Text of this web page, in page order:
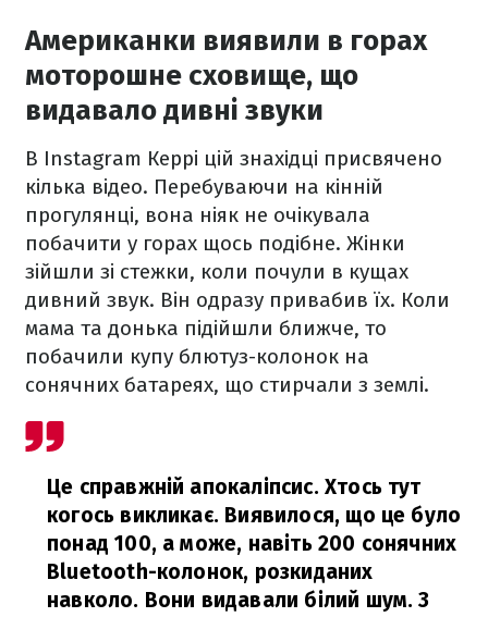
Американки виявили в горах
моторошне сховище, що
видавало дивні звуки
В Instagram Керрі цій знахідці присвячено
кілька відео. Перебуваючи на кінній
прогулянці, вона ніяк не очікувала
побачити у горах щось подібне. Жінки
зійшли зі стежки, коли почули в кущах
дивний звук. Він одразу привабив їх. Коли
мама та донька підійшли ближче, то
побачили купу блютуз-колонок на
сонячних батареях, що стирчали з землі.
Це справжній апокаліпсис. Хтось тут
когось викликає. Виявилося, що це було
понад 100, а може, навіть 200 сонячних
Bluetooth-колонок, розкиданих
навколо. Вони видавали білий шум. З